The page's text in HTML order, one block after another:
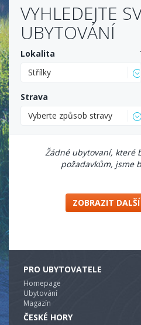
VYHLEDEJTE
UBYTOVÁNÍ
Lokalita
Střílky
Strava
Vyberte způsob stravy
Žádné ubytovaní, které
požadavkům, jsme
ZOBRAZIT
PRO UBYTOVATELE
Homepage
Ubytování
Magazín
ČESKÉ HORY